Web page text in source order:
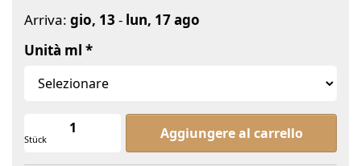
Arriva: gio, 13 - lun, 17 ago
Unità ml
Stück
Yuzu, estratto, olio essenziale
Aggiungere al carrello